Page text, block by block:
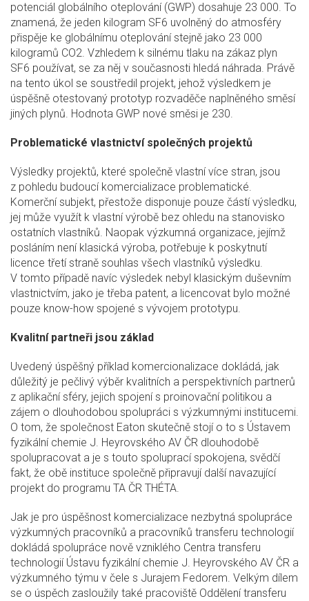
potenciál globálního oteplování (GWP) dosahuje 23 000. To
znamená, že jeden kilogram SF6 uvolněný do atmosféry
přispěje ke globálnímu oteplování stejně jako 23 000
kilogramů CO2. Vzhledem k silnému tlaku na zákaz plyn
SF6 používat, se za něj v současnosti hledá náhrada. Právě
na tento úkol se soustředil projekt, jehož výsledkem je
úspěšně otestovaný prototyp rozvaděče naplněného směsí
jiných plynů. Hodnota GWP nové směsi je 230.
Problematické vlastnictví společných projektů
Výsledky projektů, které společně vlastní více stran, jsou
z pohledu budoucí komercializace problematické.
Komerční subjekt, přestože disponuje pouze částí výsledku,
jej může využít k vlastní výrobě bez ohledu na stanovisko
ostatních vlastníků. Naopak výzkumná organizace, jejímž
posláním není klasická výroba, potřebuje k poskytnutí
licence třetí straně souhlas všech vlastníků výsledku.
V tomto případě navíc výsledek nebyl klasickým duševním
vlastnictvím, jako je třeba patent, a licencovat bylo možné
pouze know-how spojené s vývojem prototypu.
Kvalitní partneři jsou základ
Uvedený úspěšný příklad komercionalizace dokládá, jak
důležitý je pečlivý výběr kvalitních a perspektivních partnerů
z aplikační sféry, jejich spojení s proinovační politikou a
zájem o dlouhodobou spolupráci s výzkumnými institucemi.
O tom, že společnost Eaton skutečně stojí o to s Ústavem
fyzikální chemie J. Heyrovského AV ČR dlouhodobě
spolupracovat a je s touto spoluprací spokojena, svědčí
fakt, že obě instituce společně připravují další navazující
projekt do programu TA ČR THÉTA.
Jak je pro úspěšnost komercializace nezbytná spolupráce
výzkumných pracovníků a pracovníků transferu technologií
dokládá spolupráce nově vzniklého Centra transferu
technologií Ústavu fyzikální chemie J. Heyrovského AV ČR a
výzkumného týmu v čele s Jurajem Fedorem. Velkým dílem
se o úspěch zasloužily také pracoviště Oddělení transferu